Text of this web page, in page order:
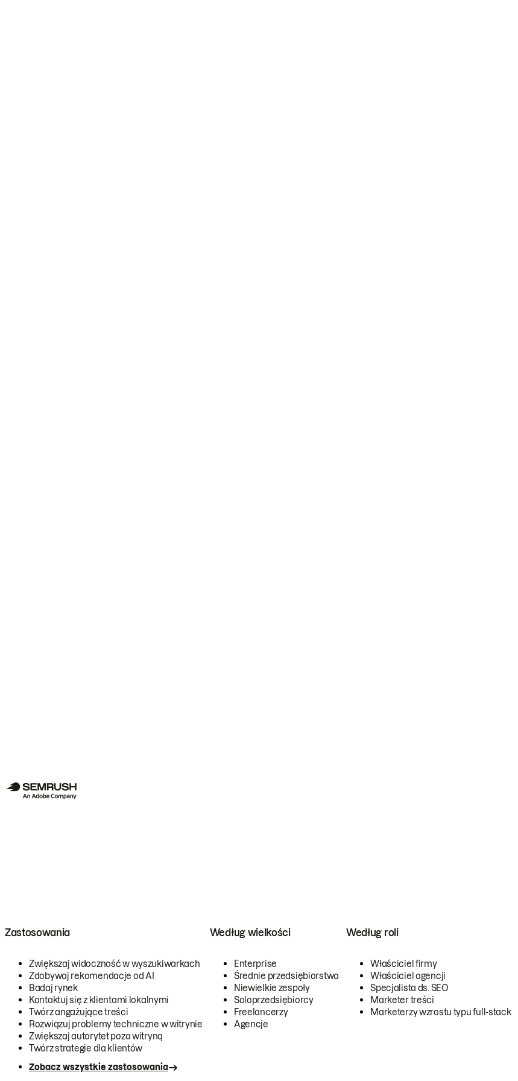
Zastosowania
Zwiększaj widoczność w wyszukiwarkach
Zdobywaj rekomendacje od AI
Badaj rynek
Kontaktuj się z klientami lokalnymi
Twórz angażujące treści
Rozwiązuj problemy techniczne w witrynie
Zwiększaj autorytet poza witryną
Twórz strategie dla klientów
Zobacz wszystkie zastosowania
Według wielkości
Enterprise
Średnie przedsiębiorstwa
Niewielkie zespoły
Soloprzedsiębiorcy
Freelancerzy
Agencje
Według roli
Właściciel firmy
Właściciel agencji
Specjalista ds. SEO
Marketer treści
Marketerzy wzrostu typu full-stack